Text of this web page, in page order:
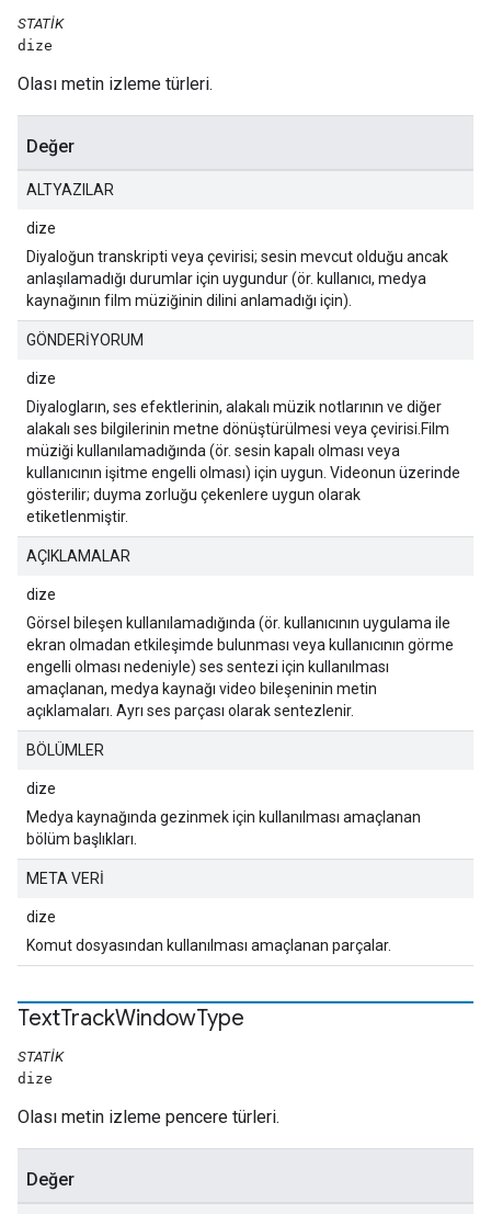
STATIK
dize
Olası metin izleme türleri.
Değer
ALTYAZILAR
dize
Diyaloğun transkripti veya çevirisi; sesin mevcut olduğu ancak
anlaşılamadığı durumlar için uygundur (ör. kullanıcı, medya
kaynağının film müziğinin dilini anlamadığı için).
GÖNDERİYORUM
dize
Diyalogların, ses efektlerinin, alakalı müzik notlarının ve diğer
alakalı ses bilgilerinin metne dönüştürülmesi veya çevirisi.Film
müziği kullanılamadığında (ör. sesin kapalı olması veya
kullanıcının işitme engelli olması) için uygun. Videonun üzerinde
gösterilir; duyma zorluğu çekenlere uygun olarak
etiketlenmiştir.
AÇIKLAMALAR
dize
Görsel bileşen kullanılamadığında (ör. kullanıcının uygulama ile
ekran olmadan etkileşimde bulunması veya kullanıcının görme
engelli olması nedeniyle) ses sentezi için kullanılması
amaçlanan, medya kaynağı video bileşeninin metin
açıklamaları. Ayrı ses parçası olarak sentezlenir.
BÖLÜMLER
dize
Medya kaynağında gezinmek için kullanılması amaçlanan
bölüm başlıkları.
META VERİ
dize
Komut dosyasından kullanılması amaçlanan parçalar.
TextTrackWindowType
STATIK
dize
Olası metin izleme pencere türleri.
Değer